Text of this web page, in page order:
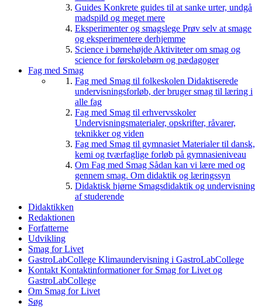
Guides Konkrete guides til at sanke urter, undgå
madspild og meget mere
Eksperimenter og smagslege Prøv selv at smage
og eksperimentere derhjemme
Science i børnehøjde Aktiviteter om smag og
science for førskolebørn og pædagoger
Fag med Smag
Fag med Smag til folkeskolen Didaktiserede
undervisningsforløb, der bruger smag til læring i
alle fag
Fag med Smag til erhvervsskoler
Undervisningsmaterialer, opskrifter, råvarer,
teknikker og viden
Fag med Smag til gymnasiet Materialer til dansk,
kemi og tværfaglige forløb på gymnasieniveau
Om Fag med Smag Sådan kan vi lære med og
gennem smag. Om didaktik og læringssyn
Didaktisk hjørne Smagsdidaktik og undervisning
af studerende
Didaktikken
Redaktionen
Forfatterne
Udvikling
Smag for Livet
GastroLabCollege Klimaundervisning i GastroLabCollege
Kontakt Kontaktinformationer for Smag for Livet og
GastroLabCollege
Om Smag for Livet
Søg